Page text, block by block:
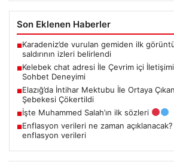
Son Eklenen Haberler
■Karadeniz’de vurulan gemiden ilk
saldırının izleri belirlendi
■Kelebek chat adresi İle Çevrim içi
Sohbet Deneyimi
■Elazığ’da İntihar Mektubu İle Ortaya
Şebekesi Çökertildi
■İşte Muhammed Salah’ın ilk sözleri
■Enflasyon verileri ne zaman
enflasyon verileri